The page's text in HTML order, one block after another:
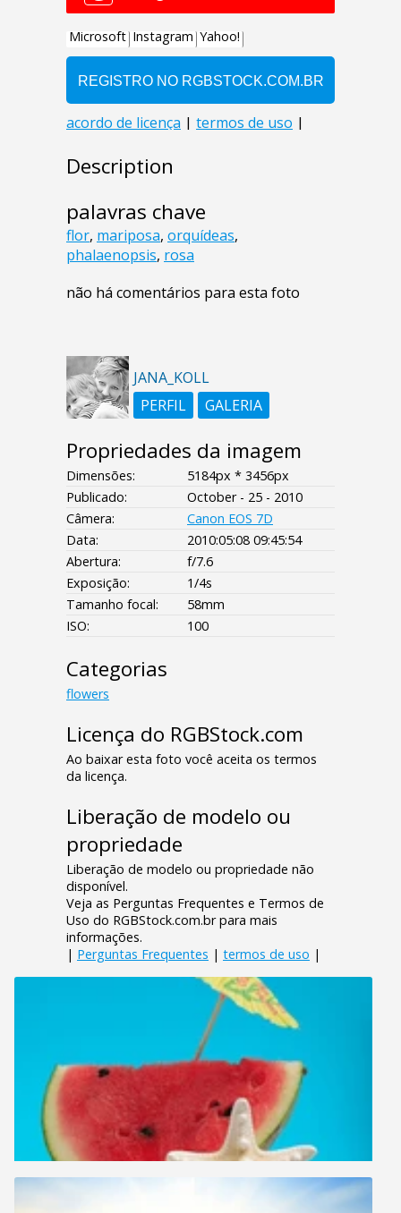
Description
palavras chave
flor, mariposa, orquídeas,
phalaenopsis, rosa
não há comentários para esta foto
JANA_KOLL
PERFIL
GALERIA
Propriedades da imagem
Dimensões:
5184px * 3456px
Publicado:
October - 25 - 2010
Câmera:
Canon EOS 7D
Data:
2010:05:08 09:45:54
Abertura:
f/7.6
Exposição:
1/4s
Tamanho focal:
58mm
ISO:
100
Categorias
flowers
Licença do RGBStock.com
Ao baixar esta foto você aceita os termos
da licença.
Liberação de modelo ou
propriedade
Liberação de modelo ou propriedade não
disponível.
Veja as Perguntas Frequentes e Termos de
Uso do RGBStock.com.br para mais
informações.
| Perguntas Frequentes | termos de uso |